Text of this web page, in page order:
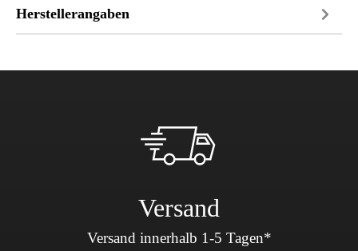
Herstellerangaben
Versand
Versand innerhalb 1-5 Tagen*